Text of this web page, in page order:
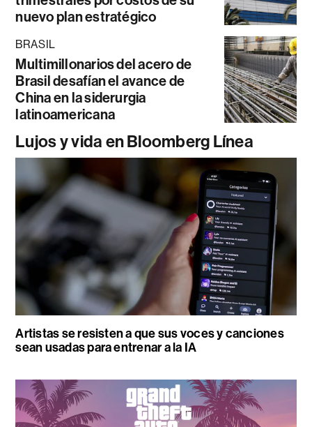
nuevo plan estratégico
BRASIL
Multimillonarios del acero de
Brasil desafían el avance de
China en la siderurgia
latinoamericana
Lujos y vida en Bloomberg Línea
Artistas se resisten a que sus voces y canciones
sean usadas para entrenar a la IA